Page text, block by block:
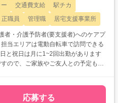
交通費支給
駅チカ
正職員 管理職 居宅支援事業所
者・介護予防者(要支援者)へのケアプ
当エリアは電動自転車で訪問できる
と祝日は月に1~2回出勤があります
ので、ご家族やご友人との予定も合
応募する